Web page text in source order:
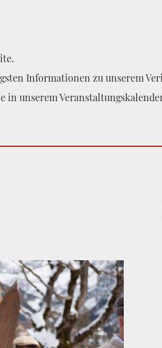
Informationen zu unserem
in unserem